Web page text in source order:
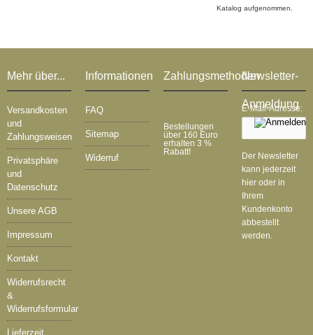
Katalog aufgenommen.
Mehr über...
Versandkosten
und
Zahlungsweisen
Privatsphäre
und
Datenschutz
Unsere AGB
Impressum
Kontakt
Widerrufsrecht
&
Widerrufsformular
Lieferzeit
Informationen
FAQ
Sitemap
Widerruf
Zahlungsmethoden
Bestellungen
über 160 Euro
erhalten 3 %
Rabatt!
Newsletter-
Anmeldung
E-Mail-Adresse:
Der Newsletter
kann jederzeit
hier oder in
Ihrem
Kundenkonto
abbestellt
werden.